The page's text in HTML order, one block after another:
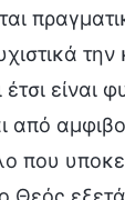
είναι
από
που